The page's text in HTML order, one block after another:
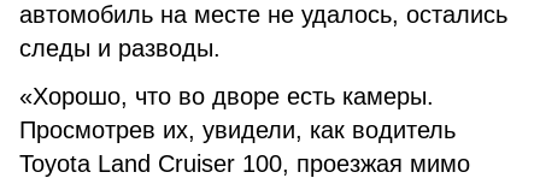
автомобиль на месте не удалось, остались
следы и разводы.
«Хорошо, что во дворе есть камеры.
Просмотрев их, увидели, как водитель
Toyota Land Cruiser 100, проезжая мимо